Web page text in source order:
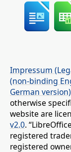
Impressum
(non-binding
German version)
otherwise
website are
v2.0.
registered
registered